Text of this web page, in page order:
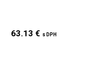
63.13 € s DPH